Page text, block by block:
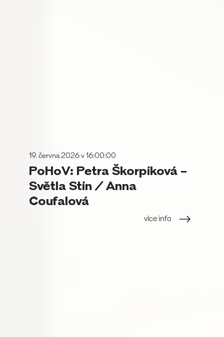
19. června 2026 v 16:00:00
PoHoV: Petra Škorpíková –
Světla Stín / Anna
Coufalová
více info